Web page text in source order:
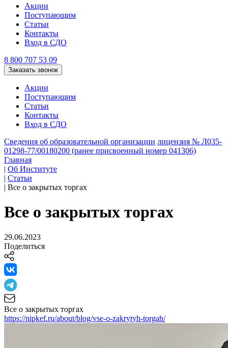
Акции
Поступающим
Статьи
Контакты
Вход в СДО
8 800 707 53 09
Заказать звонок
Акции
Поступающим
Статьи
Контакты
Вход в СДО
Сведения об образовательной организации лицензия № Л035-
01298-77/00180200 (ранее присвоенный номер 041306)
Главная
| Об Институте
| Статьи
| Все о закрытых торгах
Все о закрытых торгах
29.06.2023
Поделиться
Все о закрытых торгах
https://nipkef.ru/about/blog/vse-o-zakrytyh-torgah/